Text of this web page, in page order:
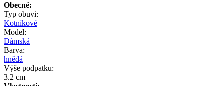
Obecné:
Typ obuvi:
Kotníkové
Model:
Dámská
Barva:
hnědá
Výše podpatku:
3.2 cm